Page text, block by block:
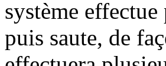
système
puis saute, de